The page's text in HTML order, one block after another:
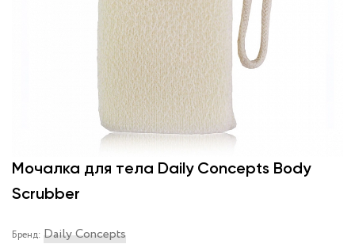
Мочалка для тела Daily Concepts Body
Scrubber
Бренд: Daily Concepts